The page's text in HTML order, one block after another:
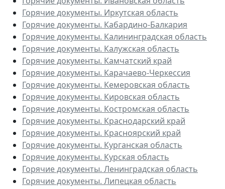
Горячие документы. Иркутская область
Горячие документы. Кабардино-Балкария
Горячие документы. Калининградская область
Горячие документы. Калужская область
Горячие документы. Камчатский край
Горячие документы. Карачаево-Черкессия
Горячие документы. Кемеровская область
Горячие документы. Кировская область
Горячие документы. Костромская область
Горячие документы. Краснодарский край
Горячие документы. Красноярский край
Горячие документы. Курганская область
Горячие документы. Курская область
Горячие документы. Ленинградская область
Горячие документы. Липецкая область